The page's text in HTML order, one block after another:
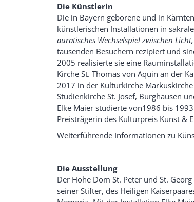
Die Künstlerin
Die in Bayern geborene und in
künstlerischen Installationen in
auratisches Wechselspiel zwischen
tausenden Besuchern rezipiert und
2005 realisierte sie eine
Kirche St. Thomas von Aquin an der
2017 in der Kulturkirche
Studienkirche St. Josef, Burghausen
Elke Maier studierte von1986 bis
Preisträgerin des Kulturpreis Kunst &
Weiterführende Informationen zu
Die Ausstellung
Der Hohe Dom St. Peter und St.
seiner Stifter, des Heiligen